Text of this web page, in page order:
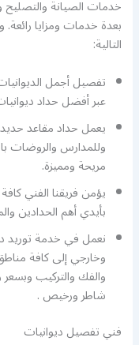
خدمات الصيانة والتصليح
بعدة خدمات ومزايا
التالية:
تفصيل أجمل
عبر أفضل حداد
يعمل حداد مقاعد
وللمدارس والروضات
مريحة ومميزة.
يؤمن فريقنا الفني
بأيدي أهم الحدادين
نعمل في خدمة توريد
وخارجي إلى كافة
والفك والتركيب
شاطر ورخيص .
فني تفصيل ديوانيات